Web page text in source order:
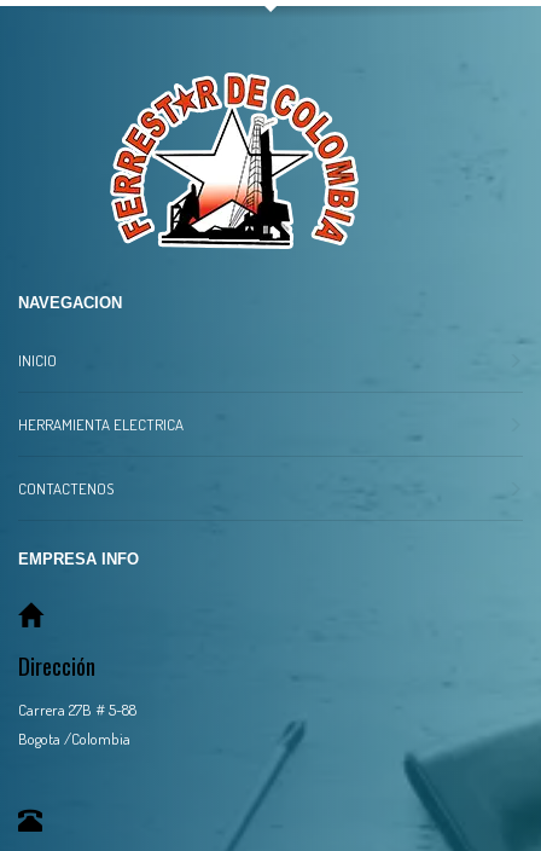
NAVEGACION
INICIO
HERRAMIENTA ELECTRICA
CONTACTENOS
EMPRESA INFO
Dirección
Carrera 27B # 5-88
Bogota /Colombia